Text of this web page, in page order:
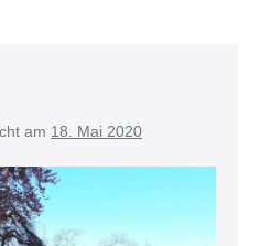
am 18. Mai 2020